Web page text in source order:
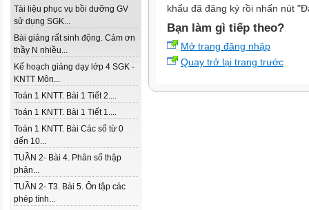
Tài liệu phục vụ bồi dưỡng GV
sử dụng SGK...
Bài giảng rất sinh động. Cảm ơn
thầy N nhiều...
Kế hoạch giảng dạy lớp 4 SGK -
KNTT Môn...
Toán 1 KNTT. Bài 1 Tiết 2....
Toán 1 KNTT. Bài 1 Tiết 1....
Toán 1 KNTT. Bài Các số từ 0
đến 10...
TUẦN 2- Bài 4. Phân số thập
phân...
TUẦN 2- T3. Bài 5. Ôn tập các
phép tính...
khẩu đã đăng ký rồi nhấn nút
Bạn làm gì tiếp theo?
Mở trang đăng nhập
Quay trở lại trang trước